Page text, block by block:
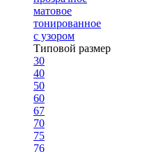
матовое
тонированное
с узором
Типовой размер
30
40
50
60
67
70
75
76